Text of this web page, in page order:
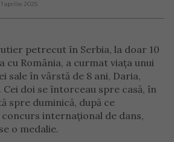
aprilie 2025
petrecut în Serbia, la doar 10
cu România, a curmat viața unui
sale în vârstă de 8 ani, Daria,
Cei doi se întorceau spre casă, în
spre duminică, după ce
internațional de dans,
o medalie.